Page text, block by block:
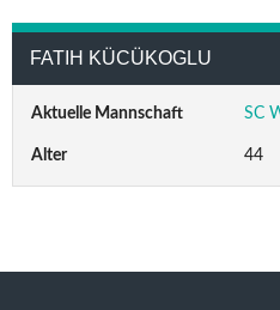
FATIH KÜCÜKOGLU
Aktuelle Mannschaft SC
Alter 44